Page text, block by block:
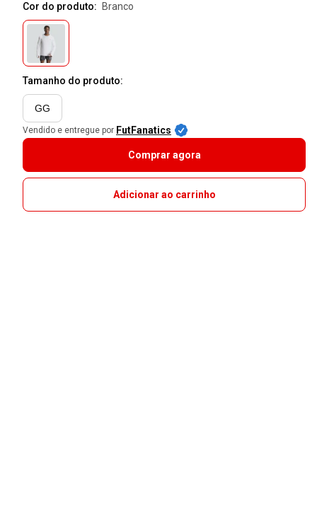
Cor do produto:
branco
Tamanho do produto:
GG
Vendido e entregue por FutFanatics
Comprar agora
Adicionar ao carrinho